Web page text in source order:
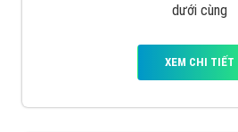
dưới cùng
XEM CHI TIẾT